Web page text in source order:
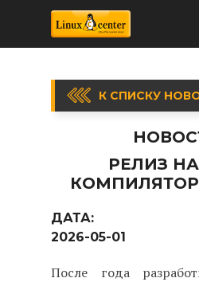
К СПИСКУ
РЕЛИЗ
ДАТА:
2026-05-01
После года